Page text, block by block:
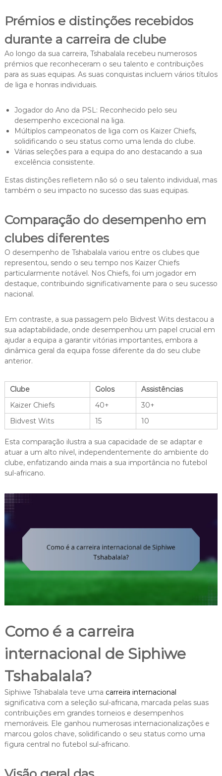
Prémios e distinções recebidos
durante a carreira de clube
Ao longo da sua carreira, Tshabalala recebeu numerosos
prémios que reconheceram o seu talento e contribuições
para as suas equipas. As suas conquistas incluem vários títulos
de liga e honras individuais.
Jogador do Ano da PSL: Reconhecido pelo seu
desempenho excecional na liga.
Múltiplos campeonatos de liga com os Kaizer Chiefs,
solidificando o seu status como uma lenda do clube.
Várias seleções para a equipa do ano destacando a sua
excelência consistente.
Estas distinções refletem não só o seu talento individual, mas
também o seu impacto no sucesso das suas equipas.
Comparação do desempenho em
clubes diferentes
O desempenho de Tshabalala variou entre os clubes que
representou, sendo o seu tempo nos Kaizer Chiefs
particularmente notável. Nos Chiefs, foi um jogador em
destaque, contribuindo significativamente para o seu sucesso
nacional.
Em contraste, a sua passagem pelo Bidvest Wits destacou a
sua adaptabilidade, onde desempenhou um papel crucial em
ajudar a equipa a garantir vitórias importantes, embora a
dinâmica geral da equipa fosse diferente da do seu clube
anterior.
Clube Golos
Assistências
Kaizer Chiefs
40+
30+
Bidvest Wits
15 10
Esta comparação ilustra a sua capacidade de se adaptar e
atuar a um alto nível, independentemente do ambiente do
clube, enfatizando ainda mais a sua importância no futebol
sul-africano.
Como é a carreira
internacional de Siphiwe
Tshabalala?
Siphiwe Tshabalala teve uma carreira internacional
significativa com a seleção sul-africana, marcada pelas suas
contribuições em grandes torneios e desempenhos
memoráveis. Ele ganhou numerosas internacionalizações e
marcou golos chave, solidificando o seu status como uma
figura central no futebol sul-africano.